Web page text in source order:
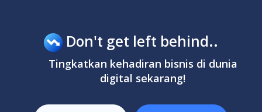
Don't get left behind..
Tingkatkan kehadiran bisnis di dunia
digital sekarang!